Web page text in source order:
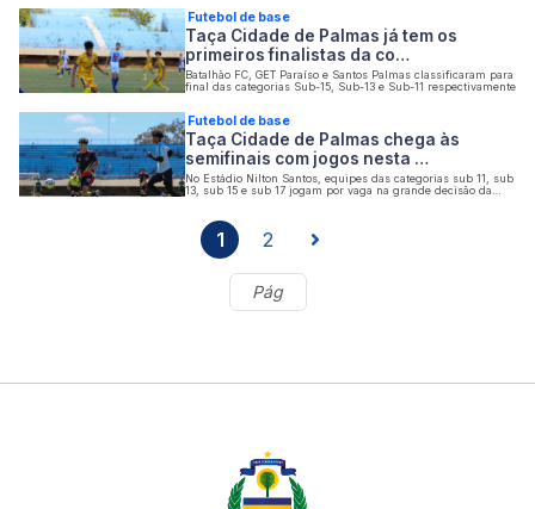
Futebol de base
Taça Cidade de Palmas já tem os
primeiros finalistas da co…
Batalhão FC, GET Paraíso e Santos Palmas classificaram para
final das categorias Sub-15, Sub-13 e Sub-11 respectivamente
Futebol de base
Taça Cidade de Palmas chega às
semifinais com jogos nesta …
No Estádio Nilton Santos, equipes das categorias sub 11, sub
13, sub 15 e sub 17 jogam por vaga na grande decisão da
1 2